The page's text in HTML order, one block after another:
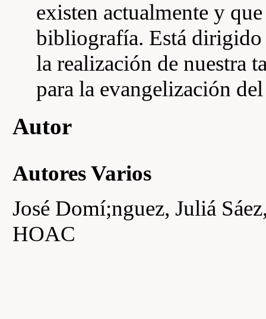
existen actualmente y
bibliografía. Está dirigido
la realización de nuestra
para la evangelización
Autor
Autores Varios
José Domí;nguez, Juliá
HOAC